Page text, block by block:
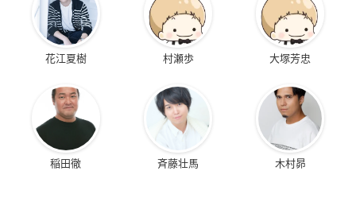
花江夏樹 村瀬歩 大塚芳忠
稲田徹 斉藤壮馬 木村昴